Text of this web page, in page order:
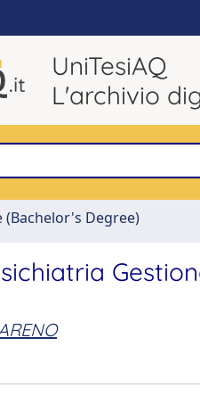
UniTesiAQ
L'archivio
(Bachelor's Degree)